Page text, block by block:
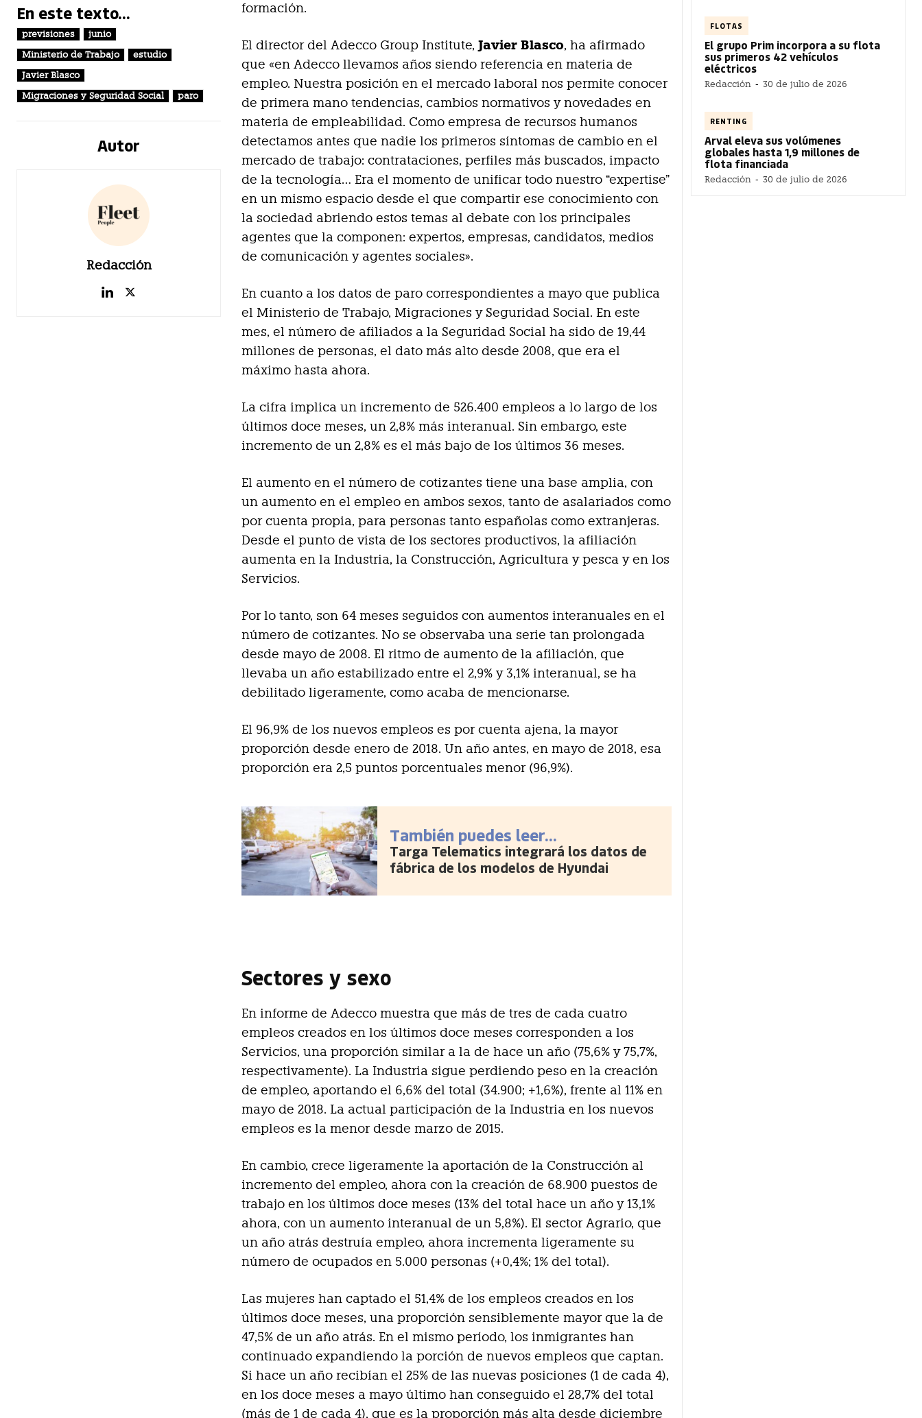
En este texto...
previsiones
junio
Ministerio de Trabajo
estudio
Javier Blasco
Migraciones y Seguridad Social
paro
Autor
Redacción
formación.
El director del Adecco Group Institute,Javier Blasco, ha afirmado
que «en Adecco llevamos años siendo referencia en materia de
empleo. Nuestra posición en el mercado laboral nos permite conocer
de primera mano tendencias, cambios normativos y novedades en
materia de empleabilidad. Como empresa de recursos humanos
detectamos antes que nadie los primeros síntomas de cambio en el
mercado de trabajo: contrataciones, perfiles más buscados, impacto
de la tecnología… Era el momento de unificar todo nuestro “expertise”
en un mismo espacio desde el que compartir ese conocimiento con
la sociedad abriendo estos temas al debate con los principales
agentes que la componen: expertos, empresas, candidatos, medios
de comunicación y agentes sociales».
En cuanto a los datos de paro correspondientes a mayo que publica
el Ministerio de Trabajo, Migraciones y Seguridad Social. En este
mes, el número de afiliados a la Seguridad Social ha sido de 19,44
millones de personas, el dato más alto desde 2008, que era el
máximo hasta ahora.
La cifra implica un incremento de 526.400 empleos a lo largo de los
últimos doce meses, un 2,8% más interanual. Sin embargo, este
incremento de un 2,8% es el más bajo de los últimos 36 meses.
El aumento en el número de cotizantes tiene una base amplia, con
un aumento en el empleo en ambos sexos, tanto de asalariados como
por cuenta propia, para personas tanto españolas como extranjeras.
Desde el punto de vista de los sectores productivos, la afiliación
aumenta en la Industria, la Construcción, Agricultura y pesca y en los
Servicios.
Por lo tanto, son 64 meses seguidos con aumentos interanuales en el
número de cotizantes. No se observaba una serie tan prolongada
desde mayo de 2008. El ritmo de aumento de la afiliación, que
llevaba un año estabilizado entre el 2,9% y 3,1% interanual, se ha
debilitado ligeramente, como acaba de mencionarse.
El 96,9% de los nuevos empleos es por cuenta ajena, la mayor
proporción desde enero de 2018. Un año antes, en mayo de 2018, esa
proporción era 2,5 puntos porcentuales menor (96,9%).
También puedes leer...
Targa Telematics integrará los datos de
fábrica de los modelos de Hyundai
Sectores y sexo
En informe de Adecco muestra que más de tres de cada cuatro
empleos creados en los últimos doce meses corresponden a los
Servicios, una proporción similar a la de hace un año (75,6% y 75,7%,
respectivamente). La Industria sigue perdiendo peso en la creación
de empleo, aportando el 6,6% del total (34.900; +1,6%), frente al 11% en
mayo de 2018. La actual participación de la Industria en los nuevos
empleos es la menor desde marzo de 2015.
En cambio, crece ligeramente la aportación de la Construcción al
incremento del empleo, ahora con la creación de 68.900 puestos de
trabajo en los últimos doce meses (13% del total hace un año y 13,1%
ahora, con un aumento interanual de un 5,8%). El sector Agrario, que
un año atrás destruía empleo, ahora incrementa ligeramente su
número de ocupados en 5.000 personas (+0,4%; 1% del total).
Las mujeres han captado el 51,4% de los empleos creados en los
últimos doce meses, una proporción sensiblemente mayor que la de
47,5% de un año atrás. En el mismo período, los inmigrantes han
continuado expandiendo la porción de nuevos empleos que captan.
Si hace un año recibían el 25% de las nuevas posiciones (1 de cada 4),
en los doce meses a mayo último han conseguido el 28,7% del total
(más de 1 de cada 4), que es la proporción más alta desde diciembre
FLOTAS
El grupo Prim incorpora a su flota
sus primeros 42 vehículos
eléctricos
Redacción - 30 de julio de 2026
RENTING
Arval eleva sus volúmenes
globales hasta 1,9 millones de
flota financiada
Redacción - 30 de julio de 2026